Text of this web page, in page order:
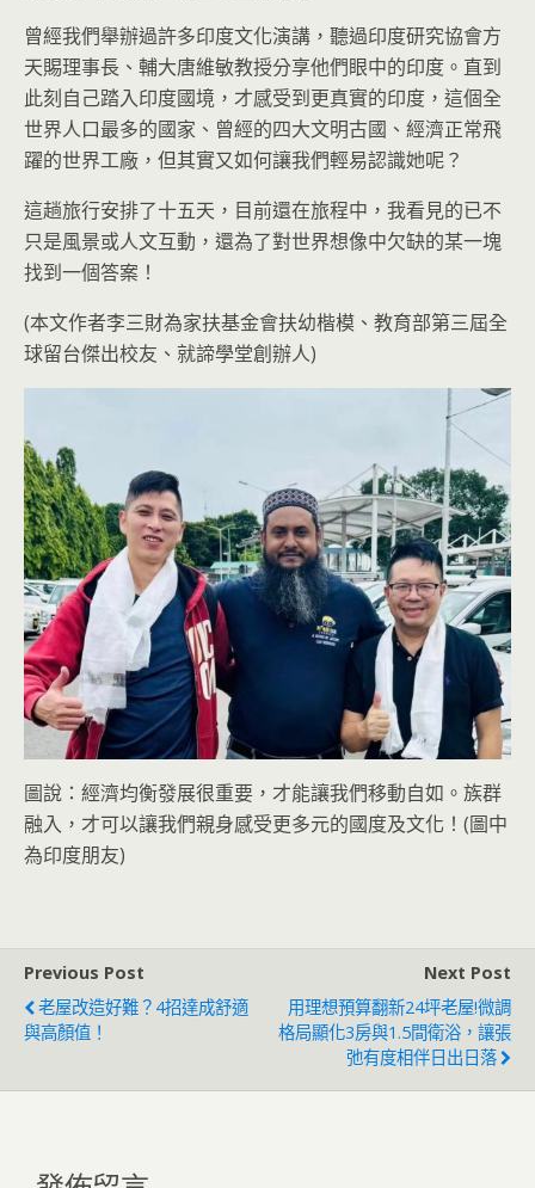
曾經我們舉辦過許多印度文化演講，聽過印度研究協會方
天賜理事長、輔大唐維敏教授分享他們眼中的印度。直到
此刻自己踏入印度國境，才感受到更真實的印度，這個全
世界人口最多的國家、曾經的四大文明古國、經濟正常飛
躍的世界工廠，但其實又如何讓我們輕易認識她呢？
這趟旅行安排了十五天，目前還在旅程中，我看見的已不
只是風景或人文互動，還為了對世界想像中欠缺的某一塊
找到一個答案！
(本文作者李三財為家扶基金會扶幼楷模、教育部第三屆全
球留台傑出校友、就諦學堂創辦人)
圖說：經濟均衡發展很重要，才能讓我們移動自如。族群
融入，才可以讓我們親身感受更多元的國度及文化！(圖中
為印度朋友)
Previous Post
老屋改造好難？4招達成舒適
與高顏值！
Next Post
用理想預算翻新24坪老屋!微調
格局顯化3房與1.5間衛浴，讓張
弛有度相伴日出日落